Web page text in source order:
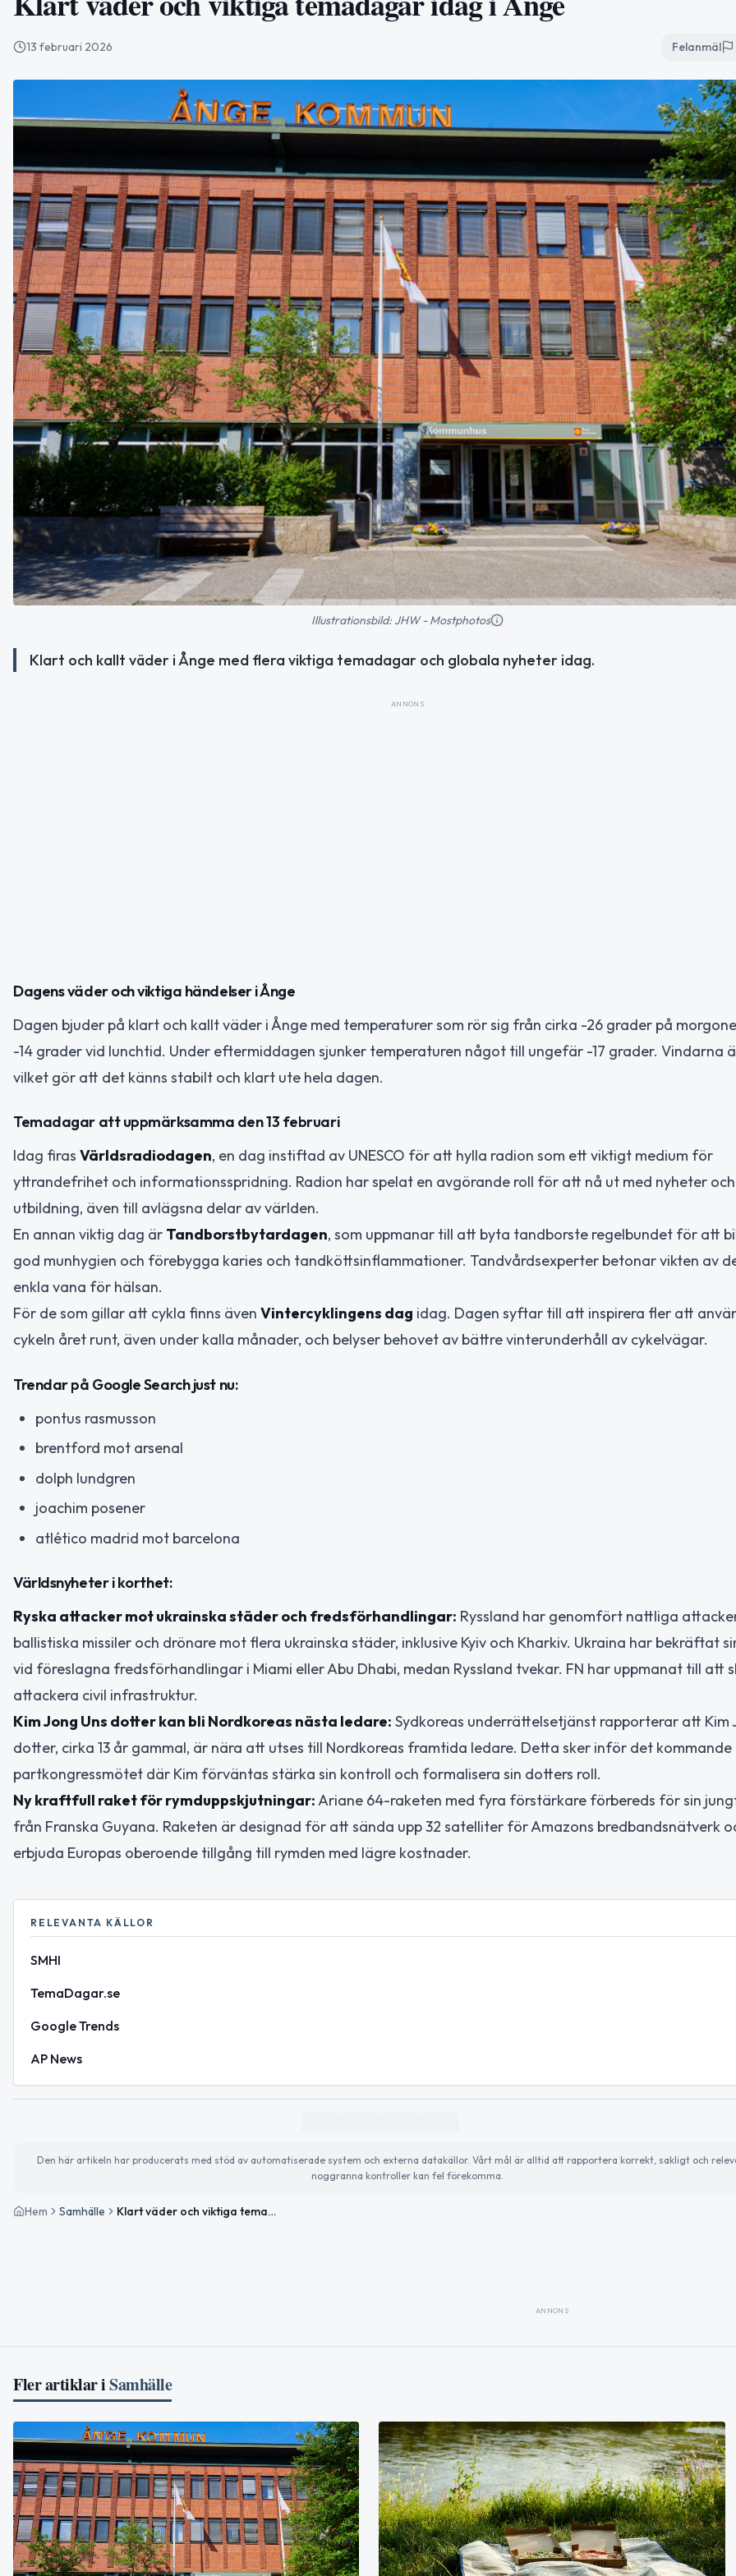
13 februari 2026 Felanmäl
Illustrationsbild: JHW - Mostphotos
Klart och kallt väder i Ånge med flera viktiga temadagar och globala nyheter idag.
ANNONS
Dagens väder och viktiga händelser i Ånge
Dagen bjuder på klart och kallt väder i Ånge med temperaturer som rör sig från cirka -26 grader på
-14 grader vid lunchtid. Under eftermiddagen sjunker temperaturen något till ungefär -17 grader. Vindarna
vilket gör att det känns stabilt och klart ute hela dagen.
Temadagar att uppmärksamma den 13 februari
Idag firas Världsradiodagen, en dag instiftad av UNESCO för att hylla radion som ett viktigt medium för
yttrandefrihet och informationsspridning. Radion har spelat en avgörande roll för att nå ut med nyheter och
utbildning, även till avlägsna delar av världen.
En annan viktig dag är Tandborstbytardagen, som uppmanar till att byta tandborste regelbundet för att
god munhygien och förebygga karies och tandköttsinflammationer. Tandvårdsexperter betonar vikten av
enkla vana för hälsan.
För de som gillar att cykla finns även Vintercyklingens dag idag. Dagen syftar till att inspirera fler att
cykeln året runt, även under kalla månader, och belyser behovet av bättre vinterunderhåll av cykelvägar.
Trendar på Google Search just nu:
pontus rasmusson
brentford mot arsenal
dolph lundgren
joachim posener
atlético madrid mot barcelona
Världsnyheter i korthet:
Ryska attacker mot ukrainska städer och fredsförhandlingar: Ryssland har genomfört nattliga
ballistiska missiler och drönare mot flera ukrainska städer, inklusive Kyiv och Kharkiv. Ukraina har bekräftat
vid föreslagna fredsförhandlingar i Miami eller Abu Dhabi, medan Ryssland tvekar. FN har uppmanat till att
attackera civil infrastruktur.
Kim Jong Uns dotter kan bli Nordkoreas nästa ledare: Sydkoreas underrättelsetjänst rapporterar att Kim
dotter, cirka 13 år gammal, är nära att utses till Nordkoreas framtida ledare. Detta sker inför det kommande
partkongressmötet där Kim förväntas stärka sin kontroll och formalisera sin dotters roll.
Ny kraftfull raket för rymduppskjutningar:Ariane 64-raketen med fyra förstärkare förbereds för sin
från Franska Guyana. Raketen är designad för att sända upp 32 satelliter för Amazons bredbandsnätverk
erbjuda Europas oberoende tillgång till rymden med lägre kostnader.
RELEVANTA KÄLLOR
SMHI
TemaDagar.se
Google Trends
AP News
Den här artikeln har producerats med stöd av automatiserade system och externa datakällor. Vårt mål är alltid att rapportera korrekt, sakligt och
noggranna kontroller kan fel förekomma.
Hem Samhälle Klart väder och viktiga temadagar idag i Ånge
ANNONS
Fler artiklar iSamhälle